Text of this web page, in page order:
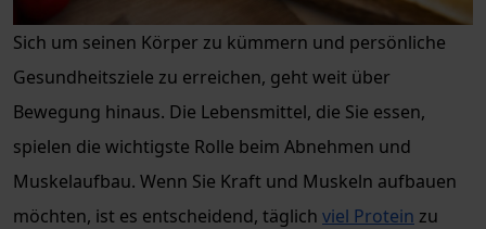
Sich um seinen Körper zu kümmern und persönliche
Gesundheitsziele zu erreichen, geht weit über
Bewegung hinaus. Die Lebensmittel, die Sie essen,
spielen die wichtigste Rolle beim Abnehmen und
Muskelaufbau. Wenn Sie Kraft und Muskeln aufbauen
möchten, ist es entscheidend, täglich viel Protein zu